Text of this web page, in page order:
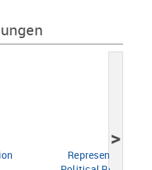
Representations
>